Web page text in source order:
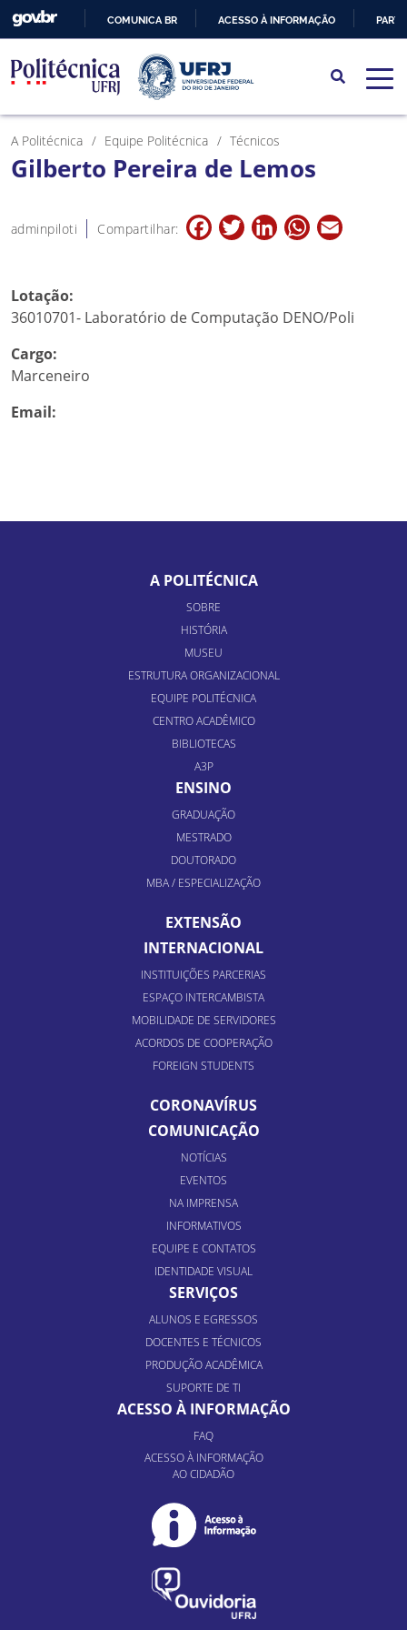
PARA
O
CONTEÚDO
COMUNICA BR ACESSO À INFORMAÇÃO
A Politécnica Equipe Politécnica Técnicos
Gilberto Pereira de Lemos
adminpiloti Compartilhar: Facebook
TwitterLinkedInWhatsApp
Email
Lotação:
36010701- Laboratório de Computação DENO/Poli
Cargo:
Marceneiro
Email:
A POLITÉCNICA
SOBRE
HISTÓRIA
MUSEU
ESTRUTURA ORGANIZACIONAL
EQUIPE POLITÉCNICA
CENTRO ACADÊMICO
BIBLIOTECAS
A3P
ENSINO
GRADUAÇÃO
MESTRADO
DOUTORADO
MBA / ESPECIALIZAÇÃO
EXTENSÃO
INTERNACIONAL
INSTITUIÇÕES PARCERIAS
ESPAÇO INTERCAMBISTA
MOBILIDADE DE SERVIDORES
ACORDOS DE COOPERAÇÃO
FOREIGN STUDENTS
CORONAVÍRUS
COMUNICAÇÃO
NOTÍCIAS
EVENTOS
NA IMPRENSA
INFORMATIVOS
EQUIPE E CONTATOS
IDENTIDADE VISUAL
SERVIÇOS
ALUNOS E EGRESSOS
DOCENTES E TÉCNICOS
PRODUÇÃO ACADÊMICA
SUPORTE DE TI
ACESSO À INFORMAÇÃO
FAQ
ACESSO À INFORMAÇÃO
AO CIDADÃO